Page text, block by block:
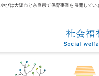
びは大阪市と奈良県で保育事業を展開して